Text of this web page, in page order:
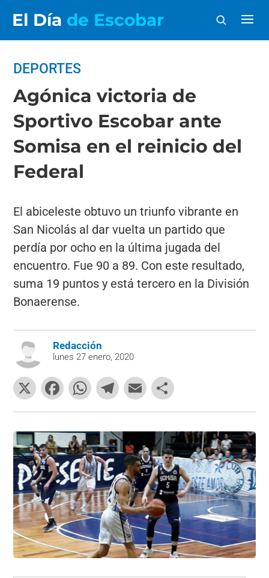
El Día de Escobar
DEPORTES
Agónica victoria de
Sportivo Escobar ante
Somisa en el reinicio del
Federal
El abiceleste obtuvo un triunfo vibrante en
San Nicolás al dar vuelta un partido que
perdía por ocho en la última jugada del
encuentro. Fue 90 a 89. Con este resultado,
suma 19 puntos y está tercero en la División
Bonaerense.
Redacción
lunes 27 enero, 2020
X
F
a
c
e
b
o
o
k
W
h
at
s
A
p
p
T
el
e
gr
a
m
E
m
ai
l
o
m
p
ar
tir